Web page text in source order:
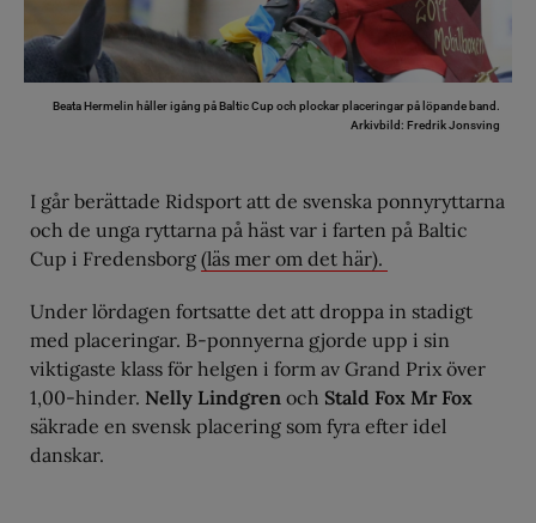
Beata Hermelin håller igång på Baltic Cup och plockar placeringar på löpande band.
Arkivbild: Fredrik Jonsving
I går berättade Ridsport att de svenska ponnyryttarna
och de unga ryttarna på häst var i farten på Baltic
Cup i Fredensborg (läs mer om det här).
Under lördagen fortsatte det att droppa in stadigt
med placeringar. B-ponnyerna gjorde upp i sin
viktigaste klass för helgen i form av Grand Prix över
1,00-hinder. Nelly Lindgren och Stald Fox Mr Fox
säkrade en svensk placering som fyra efter idel
danskar.